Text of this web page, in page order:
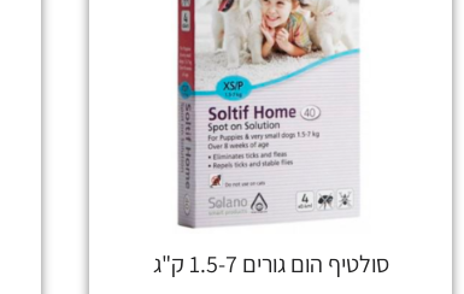
סולטיף הום גורים 1.5-7 ק"ג